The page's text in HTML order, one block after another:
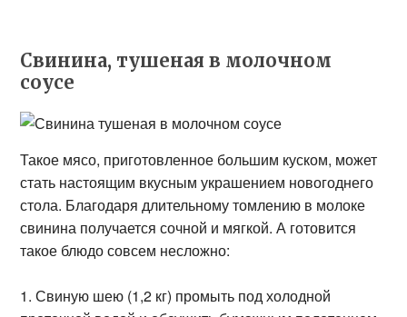
Свинина, тушеная в молочном
соусе
Такое мясо, приготовленное большим куском, может
стать настоящим вкусным украшением новогоднего
стола. Благодаря длительному томлению в молоке
свинина получается сочной и мягкой. А готовится
такое блюдо совсем несложно:
Свиную шею (1,2 кг) промыть под холодной